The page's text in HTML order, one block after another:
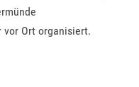
vor Ort organisiert.